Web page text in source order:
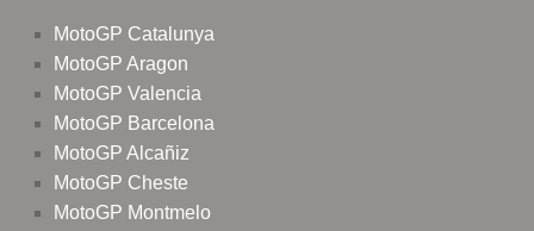
MotoGP Catalunya
MotoGP Aragon
MotoGP Valencia
MotoGP Barcelona
MotoGP Alcañiz
MotoGP Cheste
MotoGP Montmelo